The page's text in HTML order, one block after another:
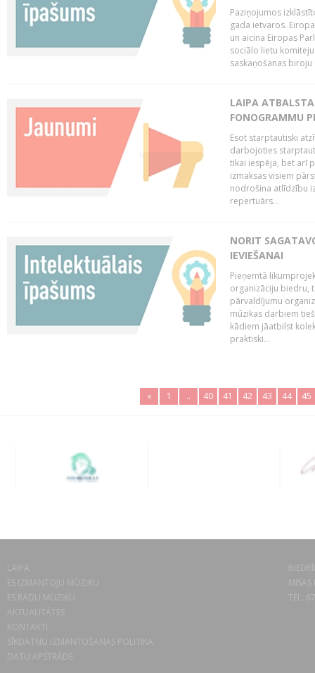
Paziņojumos
gada ietvaros.
un aicina Eiropas
sociālo lietu
saskaņošanas biroju
LAIPA
FONOGRAMMU
Esot starptautiski
darbojoties
tikai iespēja, bet arī
izmaksas visiem
nodrošina atlīdzību
repertuārs...
NORIT
IEVIEŠANAI
Pieņemtā
organizāciju biedru,
pārvaldījumu
mūzikas darbiem
kādiem jāatbilst
praktiski...
« 1 .. 40 41 42 43 44 45
LAIPA
ES IZMANTOJU MŪZIKU
ES RADU MŪZIKU
AKTUALITĀTES
KONTAKTI
SĪKDATŅU IZMANTOŠANAS POLITIKA
DATU APSTRĀDE
TEL.